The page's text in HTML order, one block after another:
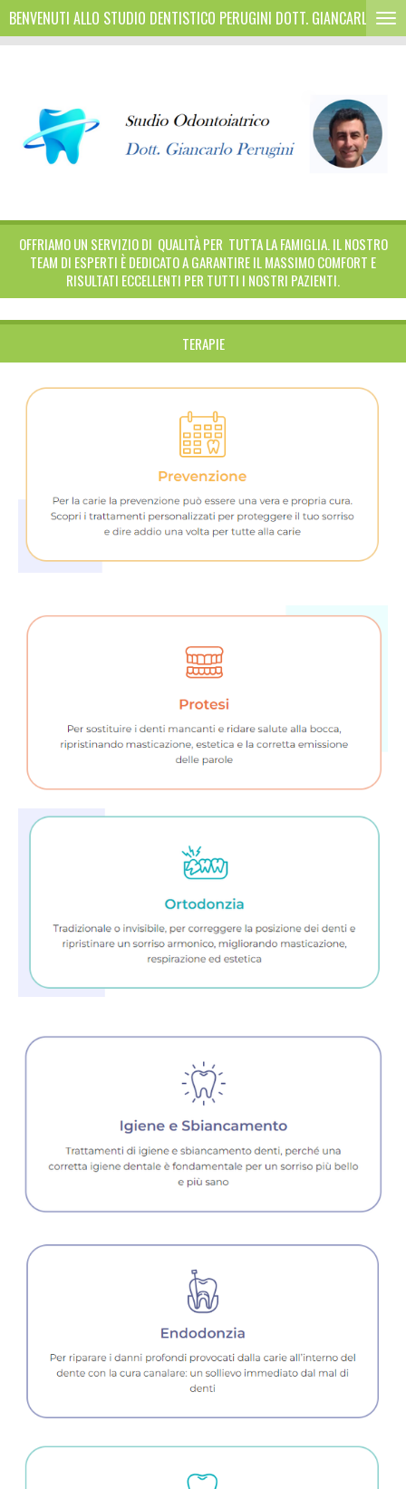
Vai
al
BENVENUTI ALLO STUDIO DENTISTICO PERUGINI DOTT. GIANCARLO
OFFRIAMO UN SERVIZIO DI QUALITÀ PER TUTTA LA FAMIGLIA. IL NOSTRO
TEAM DI ESPERTI È DEDICATO A GARANTIRE IL MASSIMO COMFORT E
RISULTATI ECCELLENTI PER TUTTI I NOSTRI PAZIENTI.
TERAPIE